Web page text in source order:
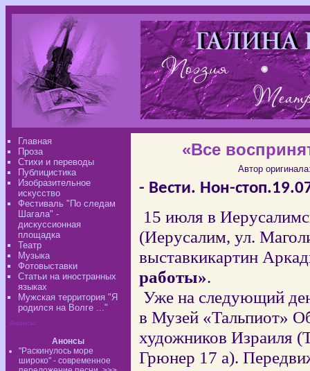
Главная
Проза
Стихи и переводы
Публицистика
Изобразительное
искусство
Фестиваль "По следам
Шагала" -
дискуссионная
площадка
Театр
Музыка
Фотовыставки
Статьи на иностранных
языках
Мужская территория "Я
родился на Волге ..."
Анонсы:
Анонсы
"Раскинулось море
широко" - современное
«Все
Автор
- Вести. Нон-
15 июля в
(Иерусалим, ул.
выставкикартин
работы».
Уже на следующий
в Музей «Тальпиот»
художников Израиля
Грюнер 17 а).